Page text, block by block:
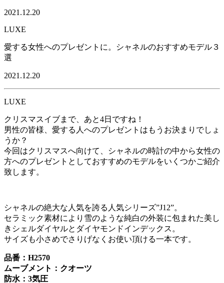
2021.12.20
LUXE
愛する女性へのプレゼントに。シャネルのおすすめモデル３
選
2021.12.20
LUXE
クリスマスイブまで、あと4日ですね！
男性の皆様、愛する人へのプレゼントはもうお決まりでしょ
うか？
今回はクリスマスへ向けて、シャネルの時計の中から女性の
方へのプレゼントとしておすすめのモデルをいくつかご紹介
致します。
シャネルの絶大な人気を誇る人気シリーズ”J12”。
セラミック素材により雪のような純白の外装に包まれた美し
きシェルダイヤルとダイヤモンドインデックス。
サイズも小さめでさりげなくお使い頂ける一本です。
品番：H2570
ムーブメント：クオーツ
防水：3気圧